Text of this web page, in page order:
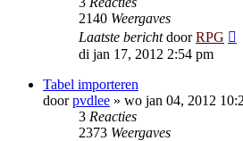
2140 Weergaves
Laatste berichtdoorRPG
di jan 17, 2012 2:54 pm
Tabel importeren
doorpvdlee » wo jan 04, 2012
3 Reacties
2373 Weergaves